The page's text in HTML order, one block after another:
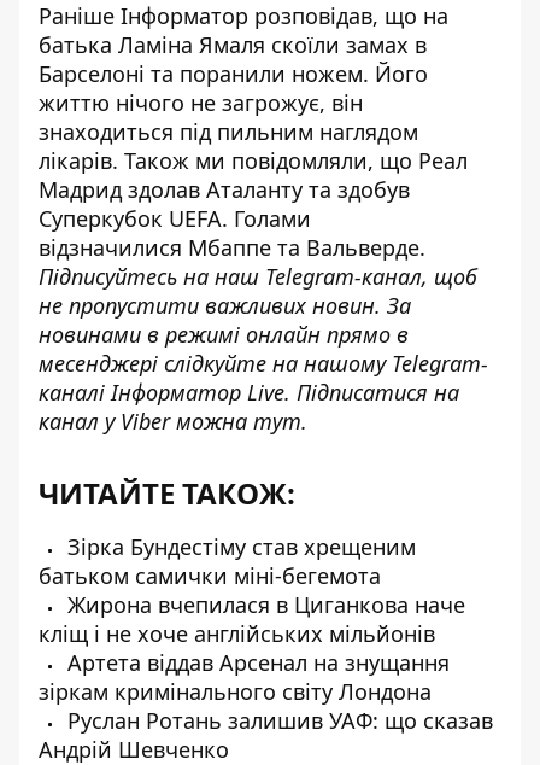
Раніше Інформатор розповідав, що на
батька Ламіна Ямаля скоїли замах в
Барселоні та поранили ножем. Його
життю нічого не загрожує, він
знаходиться під пильним наглядом
лікарів. Також ми повідомляли, що Реал
Мадрид здолав Аталанту та здобув
Суперкубок UEFA. Голами
відзначилися Мбаппе та Вальверде.
Підписуйтесь на наш Telegram-канал, щоб
не пропустити важливих новин. За
новинами в режимі онлайн прямо в
месенджері слідкуйте на нашому Telegram-
каналіІнформатор Live. Підписатися на
канал у Viber можна тут.
ЧИТАЙТЕ ТАКОЖ:
Зірка Бундестіму став хрещеним
батьком самички міні-бегемота
Жирона вчепилася в Циганкова наче
кліщ і не хоче англійських мільйонів
Артета віддав Арсенал на знущання
зіркам кримінального світу Лондона
Руслан Ротань залишив УАФ: що сказав
Андрій Шевченко